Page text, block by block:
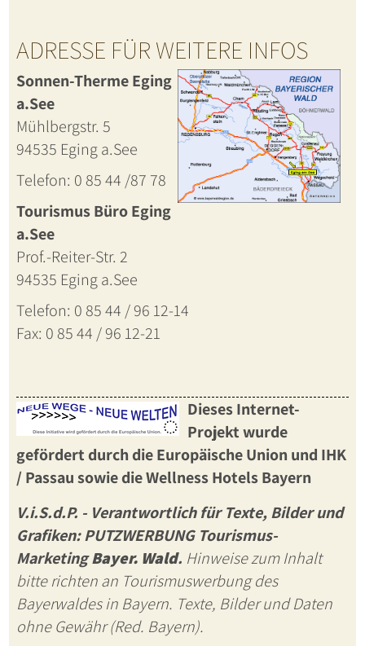
ADRESSE FÜR WEITERE INFOS
Sonnen-Therme Eging
a.See
Mühlbergstr. 5
94535 Eging a.See
Telefon: 0 85 44 /87 78
Tourismus Büro Eging
a.See
Prof.-Reiter-Str. 2
94535 Eging a.See
Telefon: 0 85 44 / 96 12-14
Fax: 0 85 44 / 96 12-21
Dieses Internet-
Projekt wurde
gefördert durch die Europäische Union und IHK
/ Passau sowie dieWellness Hotels Bayern
V.i.S.d.P. - Verantwortlich für Texte, Bilder und
Grafiken: PUTZWERBUNG Tourismus-
MarketingBayer. Wald. Hinweise zum Inhalt
bitte richten an Tourismuswerbung des
Bayerwaldes in Bayern. Texte, Bilder und Daten
ohne Gewähr (Red. Bayern).